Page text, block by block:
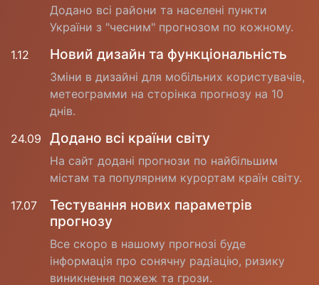
Додано всі райони та населені пункти
України з "чесним" прогнозом по кожному.
1.12
Новий дизайн та функціональність
Зміни в дизайні для мобільних користувачів,
метеограмми на сторінка прогнозу на 10
днів.
24.09
Додано всі країни світу
На сайт додані прогнози по найбільшим
містам та популярним курортам країн світу.
17.07
Тестування нових параметрів
прогнозу
Все скоро в нашому прогнозі буде
інформація про сонячну радіацію, ризику
виникнення пожеж та грози.